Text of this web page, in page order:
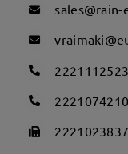
2221112523
2221074210
2221023837